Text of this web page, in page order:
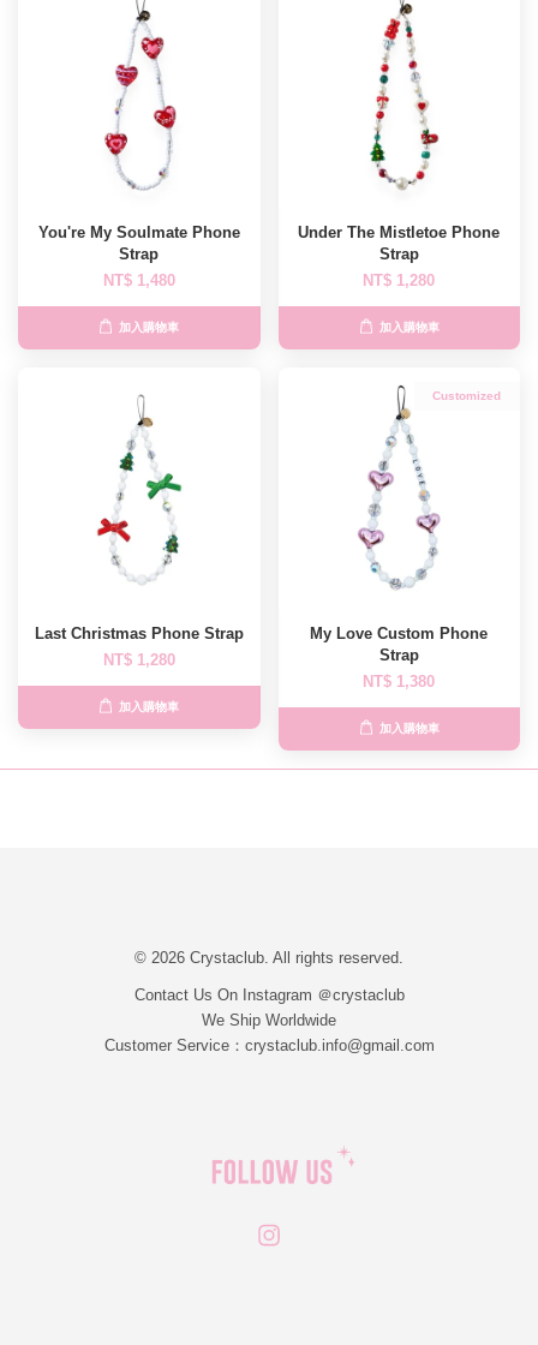
You're My Soulmate Phone
Strap
NT$ 1,480
加入購物車
Under The Mistletoe Phone
Strap
NT$ 1,280
加入購物車
Last Christmas Phone Strap
NT$ 1,280
加入購物車
Customized
My Love Custom Phone
Strap
NT$ 1,380
加入購物車
© 2026 Crystaclub. All rights reserved.
Contact Us On Instagram ＠crystaclub
We Ship Worldwide
Customer Service：crystaclub.info@gmail.com